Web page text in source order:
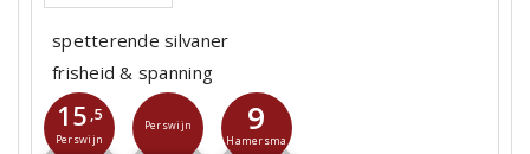
spetterende silvaner
frisheid & spanning
15 ,5
Perswijn
Perswijn 9
Hamersma